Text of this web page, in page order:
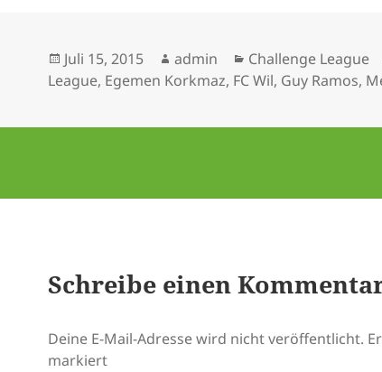
Veröffentlicht
am
Juli 15, 2015 Autor
admin Kategorien
Challenge League
League, Egemen Korkmaz, FC Wil, Guy Ramos,
Schreibe einen
Deine E-Mail-Adresse wird nicht veröffentlicht.
markiert